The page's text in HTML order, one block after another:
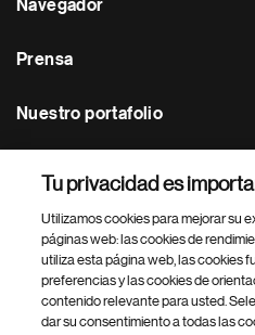
Navegador
Prensa
Nuestro portafolio
Footer Site Search
Tu privacidad es
Utilizamos cookies para mejorar su
páginas web: las cookies de
utiliza esta página web, las cookies
preferencias y las cookies de
contenido relevante para usted.
dar su consentimiento a todas las